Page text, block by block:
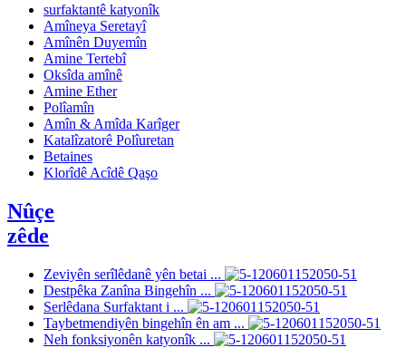
surfaktantê katyonîk
Amîneya Seretayî
Amînên Duyemîn
Amine Tertebî
Oksîda amînê
Amine Ether
Polîamîn
Amîn & Amîda Karîger
Katalîzatorê Polîuretan
Betaines
Klorîdê Acîdê Qaşo
Nûçe
zêde
Zeviyên serîlêdanê yên betai ...
Destpêka Zanîna Bingehîn ...
Serlêdana Surfaktant i ...
Taybetmendiyên bingehîn ên am ...
Neh fonksiyonên katyonîk ...